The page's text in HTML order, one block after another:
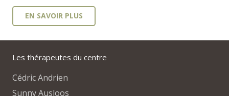
EN SAVOIR PLUS
Les thérapeutes du centre
Cédric Andrien
Sunny Ausloos